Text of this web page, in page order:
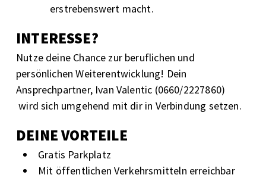
erstrebenswert macht.
INTERESSE?
Nutze deine Chance zur beruflichen und
persönlichen Weiterentwicklung! Dein
Ansprechpartner, Ivan Valentic (0660/2227860)
wird sich umgehend mit dir in Verbindung setzen.
DEINE VORTEILE
Gratis Parkplatz
Mit öffentlichen Verkehrsmitteln erreichbar